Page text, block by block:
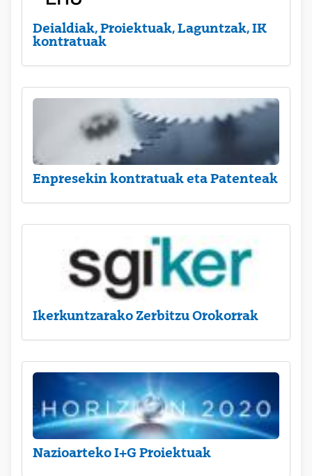
Deialdiak, Proiektuak, Laguntzak, IK
kontratuak
Enpresekin kontratuak eta Patenteak
Ikerkuntzarako Zerbitzu Orokorrak
Nazioarteko I+G Proiektuak